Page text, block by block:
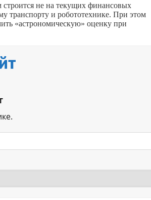
строится не на текущих финансовых
транспорту и робототехнике. При этом
«астрономическую» оценку при